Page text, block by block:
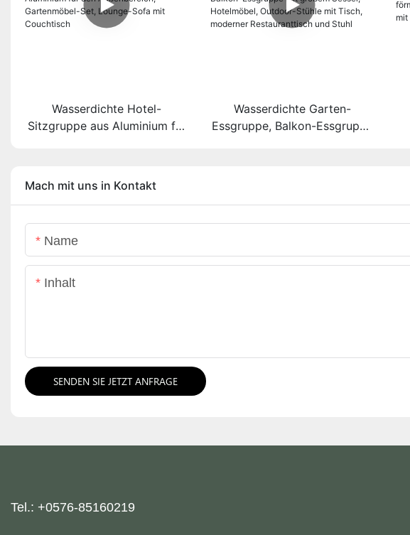
Wasserdichte Hotel-
Sitzgruppe aus Aluminium für
Wasserdichte Garten-
Essgruppe, Balkon-Essgruppe
Mach mit uns in Kontakt
Name
Inhalt
SENDEN SIE JETZT ANFRAGE
Tel.: +0576-85160219